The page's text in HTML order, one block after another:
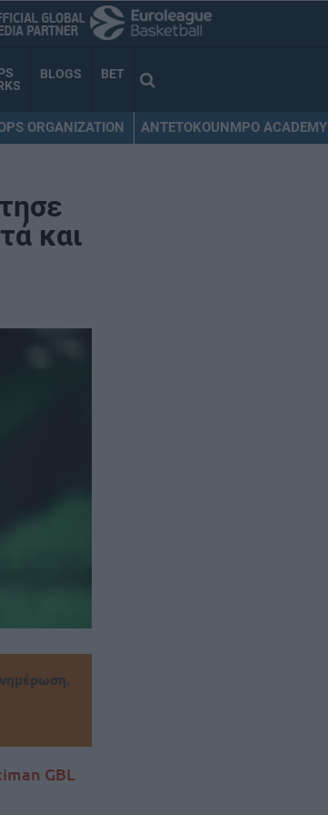
BLOGS BET
ORGANIZATION ANTETOKOUNMPO ACADEMY
και
GBL